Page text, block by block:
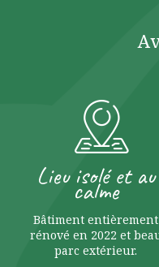
Lieu isolé et au
calme
Bâtiment entièrement
rénové en 2022 et
parc extérieur.